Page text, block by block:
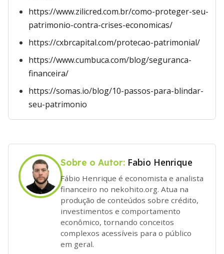
https://www.zilicred.com.br/como-proteger-seu-
patrimonio-contra-crises-economicas/
https://cxbrcapital.com/protecao-patrimonial/
https://www.cumbuca.com/blog/seguranca-
financeira/
https://somas.io/blog/10-passos-para-blindar-
seu-patrimonio
Sobre o Autor: Fabio Henrique
Fábio Henrique é economista e analista
financeiro no nekohito.org. Atua na
produção de conteúdos sobre crédito,
investimentos e comportamento
econômico, tornando conceitos
complexos acessíveis para o público
em geral.